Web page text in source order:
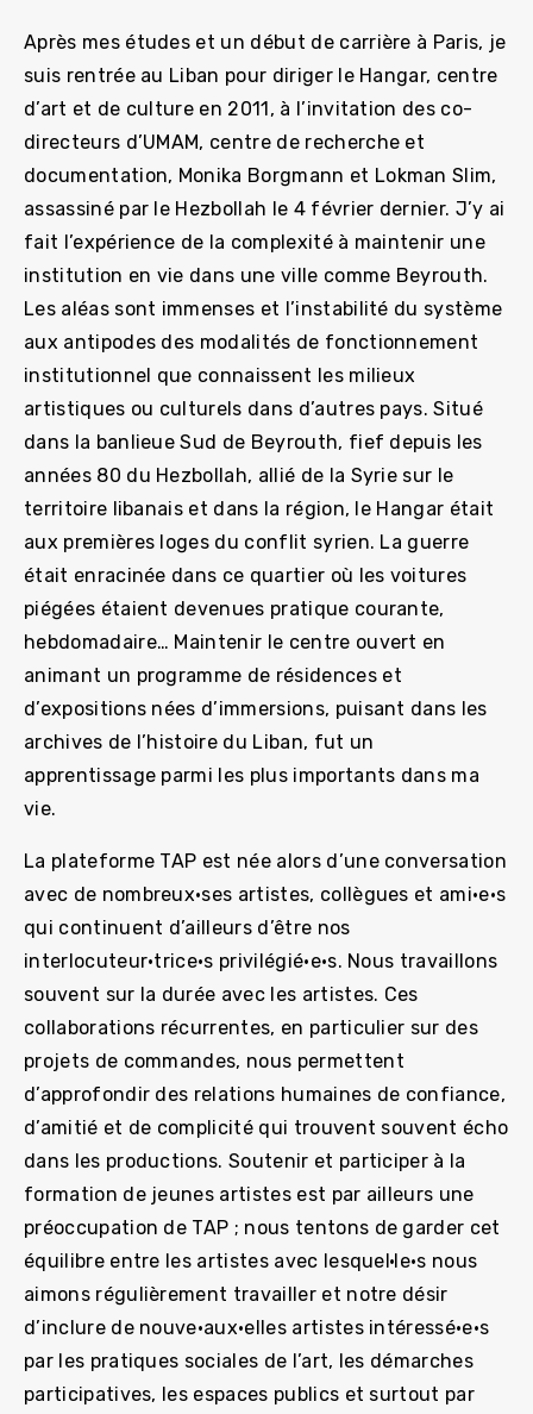
Après mes études et un début de carrière à Paris, je
suis rentrée au Liban pour diriger le Hangar, centre
d’art et de culture en 2011, à l’invitation des co-
directeurs d’UMAM, centre de recherche et
documentation, Monika Borgmann et Lokman Slim,
assassiné par le Hezbollah le 4 février dernier. J’y ai
fait l’expérience de la complexité à maintenir une
institution en vie dans une ville comme Beyrouth.
Les aléas sont immenses et l’instabilité du système
aux antipodes des modalités de fonctionnement
institutionnel que connaissent les milieux
artistiques ou culturels dans d’autres pays. Situé
dans la banlieue Sud de Beyrouth, fief depuis les
années 80 du Hezbollah, allié de la Syrie sur le
territoire libanais et dans la région, le Hangar était
aux premières loges du conflit syrien. La guerre
était enracinée dans ce quartier où les voitures
piégées étaient devenues pratique courante,
hebdomadaire… Maintenir le centre ouvert en
animant un programme de résidences et
d’expositions nées d’immersions, puisant dans les
archives de l’histoire du Liban, fut un
apprentissage parmi les plus importants dans ma
vie.
La plateforme TAP est née alors d’une conversation
avec de nombreux·ses artistes, collègues et ami·e·s
qui continuent d’ailleurs d’être nos
interlocuteur·trice·s privilégié·e·s. Nous travaillons
souvent sur la durée avec les artistes. Ces
collaborations récurrentes, en particulier sur des
projets de commandes, nous permettent
d’approfondir des relations humaines de confiance,
d’amitié et de complicité qui trouvent souvent écho
dans les productions. Soutenir et participer à la
formation de jeunes artistes est par ailleurs une
préoccupation de TAP ; nous tentons de garder cet
équilibre entre les artistes avec lesquel·le·s nous
aimons régulièrement travailler et notre désir
d’inclure de nouve·aux·elles artistes intéressé·e·s
par les pratiques sociales de l’art, les démarches
participatives, les espaces publics et surtout par